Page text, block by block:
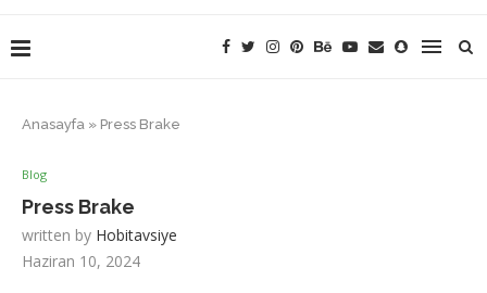
Anasayfa » Press Brake
Blog
Press Brake
written by Hobitavsiye
Haziran 10, 2024